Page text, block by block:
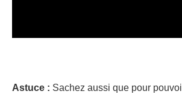
Astuce : Sachez aussi que pour